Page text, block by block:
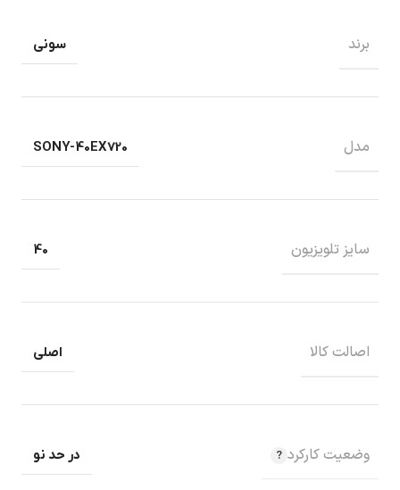
برند سونی
مدل SONY-40EX720
سایز تلویزیون 40
اصالت کالا اصلی
وضعیت کارکرد در حد نو